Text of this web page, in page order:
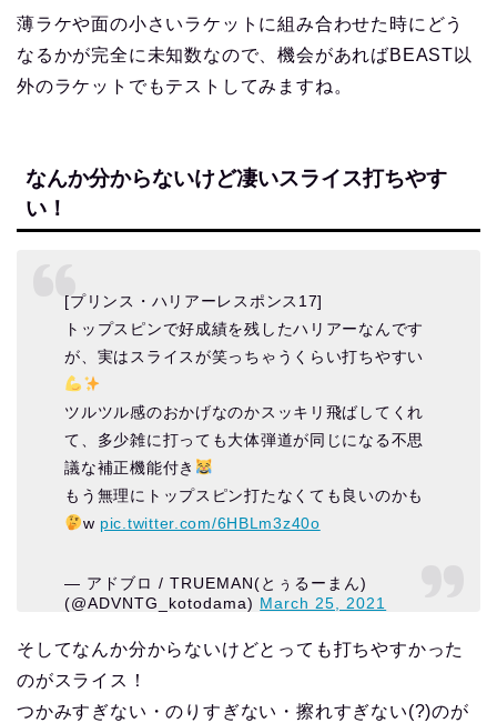
薄ラケや面の小さいラケットに組み合わせた時にどう
なるかが完全に未知数なので、機会があればBEAST以
外のラケットでもテストしてみますね。
なんか分からないけど凄いスライス打ちやす
い！
[プリンス・ハリアーレスポンス17]
トップスピンで好成績を残したハリアーなんです
が、実はスライスが笑っちゃうくらい打ちやすい
ツルツル感のおかげなのかスッキリ飛ばしてくれ
て、多少雑に打っても大体弾道が同じになる不思
議な補正機能付き
もう無理にトップスピン打たなくても良いのかも
w pic.twitter.com/6HBLm3z40o
— アドブロ / TRUEMAN(とぅるーまん)
(@ADVNTG_kotodama) March 25, 2021
そしてなんか分からないけどとっても打ちやすかった
のがスライス！
つかみすぎない・のりすぎない・擦れすぎない(?)のが